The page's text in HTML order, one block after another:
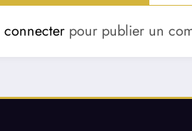
connecter pour publier un